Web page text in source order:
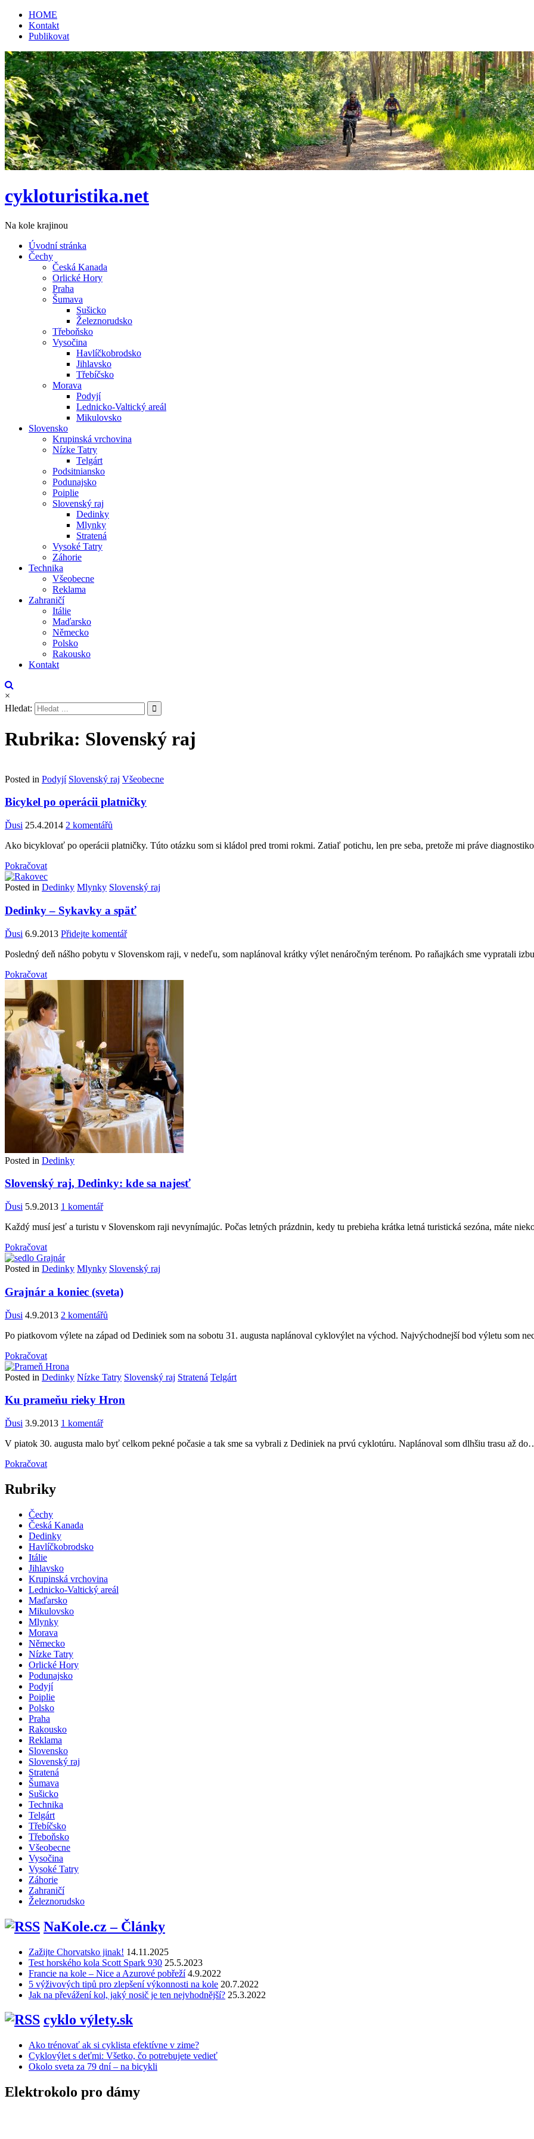
HOME
Kontakt
Publikovat
cykloturistika.net
Na kole krajinou
Úvodní stránka
Čechy
Česká Kanada
Orlické Hory
Praha
Šumava
Sušicko
Železnorudsko
Třeboňsko
Vysočina
Havlíčkobrodsko
Jihlavsko
Třebíčsko
Morava
Podyjí
Lednicko-Valtický areál
Mikulovsko
Slovensko
Krupinská vrchovina
Nízke Tatry
Telgárt
Podsitniansko
Podunajsko
Poiplie
Slovenský raj
Dedinky
Mlynky
Stratená
Vysoké Tatry
Záhorie
Technika
Všeobecne
Reklama
Zahraničí
Itálie
Maďarsko
Německo
Polsko
Rakousko
Kontakt
×
Hledat:
Rubrika: Slovenský raj
Posted in Podyjí Slovenský raj Všeobecne
Bicykel po operácii platničky
Ďusi 25.4.2014 2 komentářů
Ako bicyklovať po operácii platničky. Túto otázku som si kládol pred tromi rokmi. Zatiaľ potichu, len pre seba, pretože mi práve
Pokračovat
Posted in Dedinky Mlynky Slovenský raj
Dedinky – Sykavky a späť
Ďusi 6.9.2013 Přidejte komentář
Posledný deň nášho pobytu v Slovenskom raji, v nedeľu, som naplánoval krátky výlet nenáročným terénom. Po raňajkách sme vypratali
Pokračovat
Posted in Dedinky
Slovenský raj, Dedinky: kde sa najesť
Ďusi 5.9.2013 1 komentář
Každý musí jesť a turistu v Slovenskom raji nevynímajúc. Počas letných prázdnin, kedy tu prebieha krátka letná turistická sezóna, máte
Pokračovat
Posted in Dedinky Mlynky Slovenský raj
Grajnár a koniec (sveta)
Ďusi 4.9.2013 2 komentářů
Po piatkovom výlete na západ od Dediniek som na sobotu 31. augusta naplánoval cyklovýlet na východ. Najvýchodnejší bod výletu som
Pokračovat
Posted in Dedinky Nízke Tatry Slovenský raj Stratená Telgárt
Ku prameňu rieky Hron
Ďusi 3.9.2013 1 komentář
V piatok 30. augusta malo byť celkom pekné počasie a tak sme sa vybrali z Dediniek na prvú cyklotúru. Naplánoval som dlhšiu trasu až
Pokračovat
Rubriky
Čechy
Česká Kanada
Dedinky
Havlíčkobrodsko
Itálie
Jihlavsko
Krupinská vrchovina
Lednicko-Valtický areál
Maďarsko
Mikulovsko
Mlynky
Morava
Německo
Nízke Tatry
Orlické Hory
Podunajsko
Podyjí
Poiplie
Polsko
Praha
Rakousko
Reklama
Slovensko
Slovenský raj
Stratená
Šumava
Sušicko
Technika
Telgárt
Třebíčsko
Třeboňsko
Všeobecne
Vysočina
Vysoké Tatry
Záhorie
Zahraničí
Železnorudsko
NaKole.cz – Články
Zažijte Chorvatsko jinak! 14.11.2025
Test horského kola Scott Spark 930 25.5.2023
Francie na kole – Nice a Azurové pobřeží 4.9.2022
5 výživových tipů pro zlepšení výkonnosti na kole 20.7.2022
Jak na převážení kol, jaký nosič je ten nejvhodnější? 25.3.2022
cyklo výlety.sk
Ako trénovať ak si cyklista efektívne v zime?
Cyklovýlet s deťmi: Všetko, čo potrebujete vedieť
Okolo sveta za 79 dní – na bicykli
Elektrokolo pro dámy